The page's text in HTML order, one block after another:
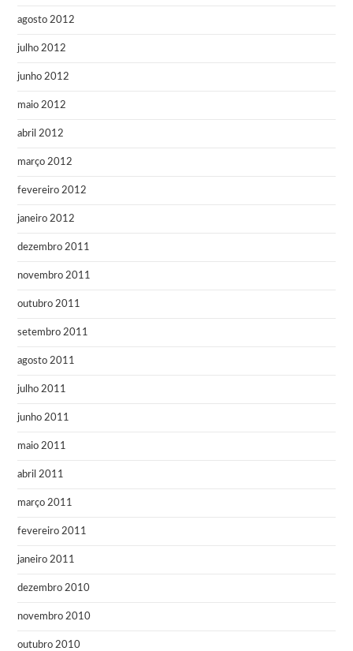
agosto 2012
julho 2012
junho 2012
maio 2012
abril 2012
março 2012
fevereiro 2012
janeiro 2012
dezembro 2011
novembro 2011
outubro 2011
setembro 2011
agosto 2011
julho 2011
junho 2011
maio 2011
abril 2011
março 2011
fevereiro 2011
janeiro 2011
dezembro 2010
novembro 2010
outubro 2010